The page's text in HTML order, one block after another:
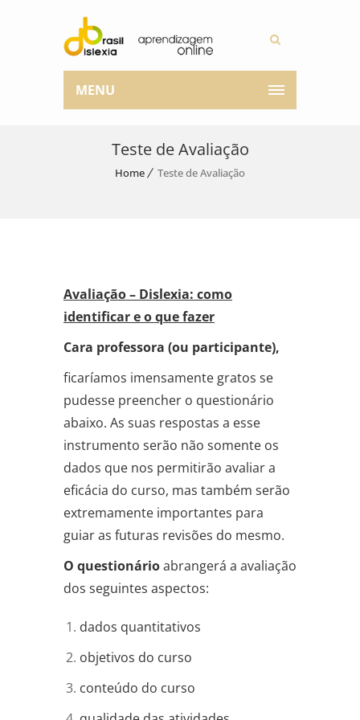
MENU
Teste de Avaliação
Home Teste de Avaliação
Avaliação – Dislexia: como
identificar e o que fazer
Cara professora (ou participante),
ficaríamos imensamente gratos se
pudesse preencher o questionário
abaixo. As suas respostas a esse
instrumento serão não somente os
dados que nos permitirão avaliar a
eficácia do curso, mas também serão
extremamente importantes para
guiar as futuras revisões do mesmo.
O questionárioabrangerá a avaliação
dos seguintes aspectos:
dados quantitativos
objetivos do curso
conteúdo do curso